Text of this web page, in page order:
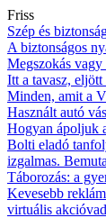
Friss
Szép és
A biztonságos
Megszokás
Itt a tavasz,
Minden, amit a
Használt autó
Hogyan ápoljuk
Bolti eladó
izgalmas.
Táborozás: a
Kevesebb
virtuális